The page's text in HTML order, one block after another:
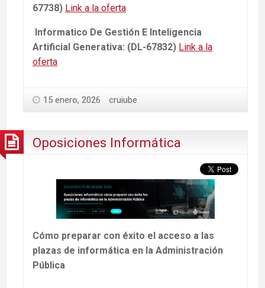
67738) Link a la oferta
Informatico De Gestión E Inteligencia
Artificial Generativa: (DL-67832) Link a la
oferta
15 enero, 2026 cruiube
Oposiciones Informática
Cómo preparar con éxito el acceso a las
plazas de informática en la Administración
Pública